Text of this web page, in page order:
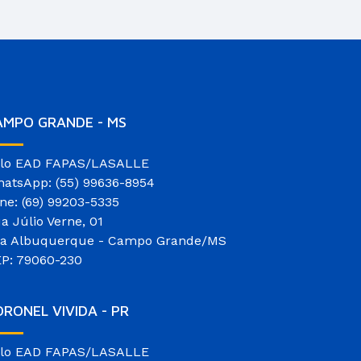
GRANDE - MS
EAD FAPAS/LASALLE
(55) 99636-8954
(69) 99203-5335
Júlio Verne, 01
Albuquerque - Campo Grande/MS
79060-230
VIVIDA - PR
EAD FAPAS/LASALLE